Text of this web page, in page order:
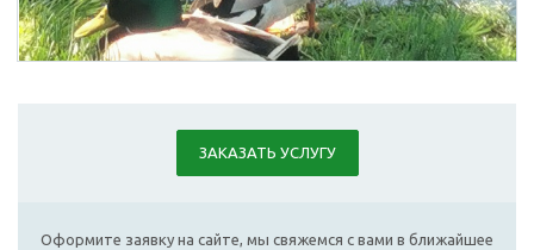
ЗАКАЗАТЬ УСЛУГУ
Оформите заявку на сайте, мы свяжемся с вами в ближайшее